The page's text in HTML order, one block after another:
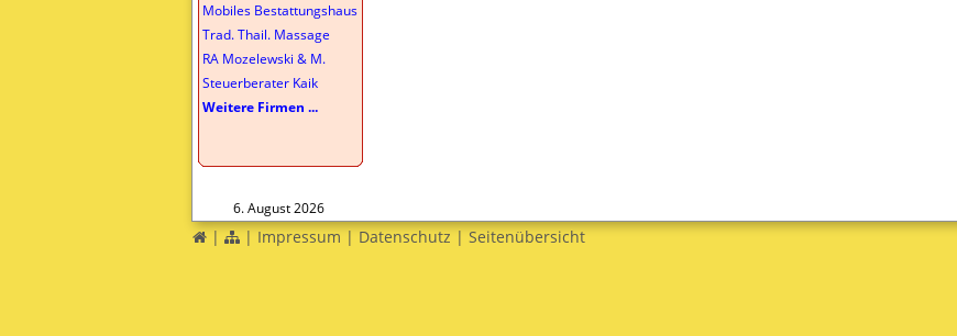
Mobiles Bestattungshaus
Trad. Thail. Massage
RA Mozelewski & M.
Steuerberater Kaik
Weitere Firmen ...
6. August 2026
| | Impressum | Datenschutz | Seitenübersicht